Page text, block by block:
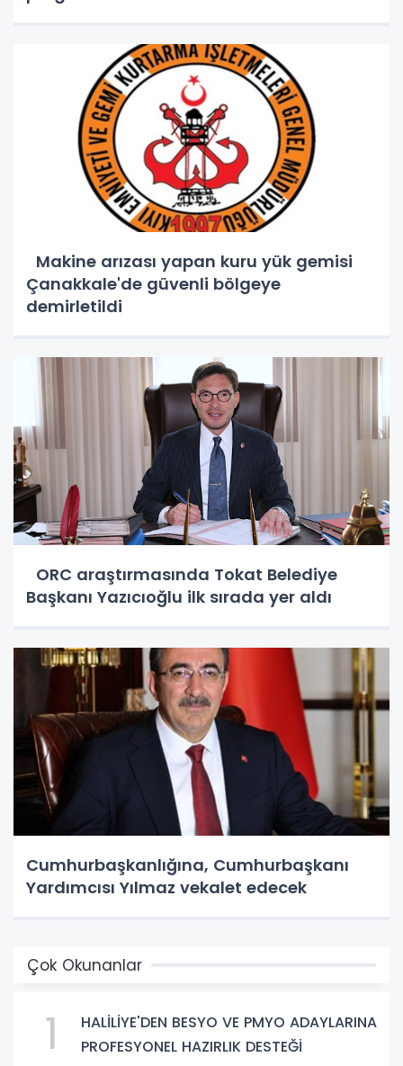
Makine arızası yapan kuru yük gemisi
Çanakkale'de güvenli bölgeye
demirletildi
ORC araştırmasında Tokat Belediye
Başkanı Yazıcıoğlu ilk sırada yer aldı
Cumhurbaşkanlığına, Cumhurbaşkanı
Yardımcısı Yılmaz vekalet edecek
Çok Okunanlar
1
HALİLİYE'DEN BESYO VE PMYO ADAYLARINA
PROFESYONEL HAZIRLIK DESTEĞİ